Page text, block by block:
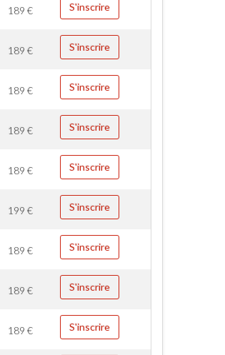
189€ S'inscrire
189€ S'inscrire
189€ S'inscrire
189€ S'inscrire
189€ S'inscrire
199€ S'inscrire
189€ S'inscrire
189€ S'inscrire
189€ S'inscrire